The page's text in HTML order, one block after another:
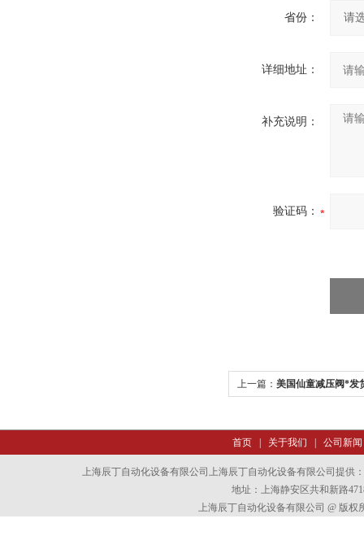
省份：
详细地址：
补充说明：
验证码：
上一篇： 美国仙童减压阀*发
首页| 关于我们 公司新闻
上海辰丁自动化设备有限公司上海辰丁自动化设备有限公司提供：
地址：上海静安区共和新路
上海辰丁自动化设备有限公司 @ 版权